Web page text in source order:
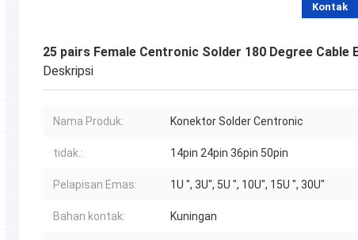
Kontak
25 pairs Female Centronic Solder 180 Degree
Deskripsi
Nama Produk: Konektor Solder Centronic
tidak.: 14pin 24pin 36pin 50pin
Pelapisan Emas: 1U ", 3U", 5U ", 10U", 15U ", 30U"
Bahan kontak: Kuningan